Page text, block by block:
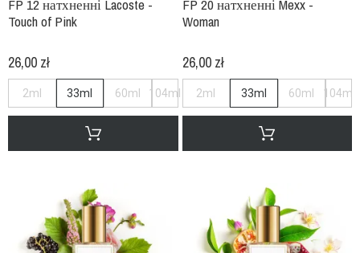
FP 12 натхненні Lacoste -
Touch of Pink
26,00 zł
2ml 33ml 60ml 104ml
FP 20 натхненні Mexx -
Woman
26,00 zł
2ml 33ml 60ml 104ml